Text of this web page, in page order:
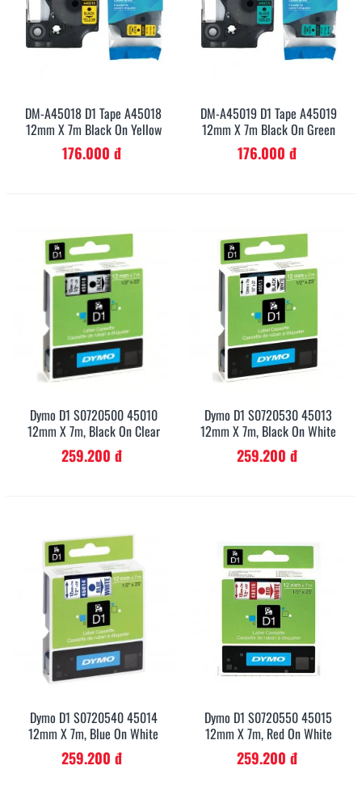
DM-A45018 D1 Tape A45018
12mm X 7m Black On Yellow
176.000 đ
DM-A45019 D1 Tape A45019
12mm X 7m Black On Green
176.000 đ
Dymo D1 S0720500 45010
12mm X 7m, Black On Clear
259.200 đ
Dymo D1 S0720530 45013
12mm X 7m, Black On White
259.200 đ
Dymo D1 S0720540 45014
12mm X 7m, Blue On White
259.200 đ
Dymo D1 S0720550 45015
12mm X 7m, Red On White
259.200 đ